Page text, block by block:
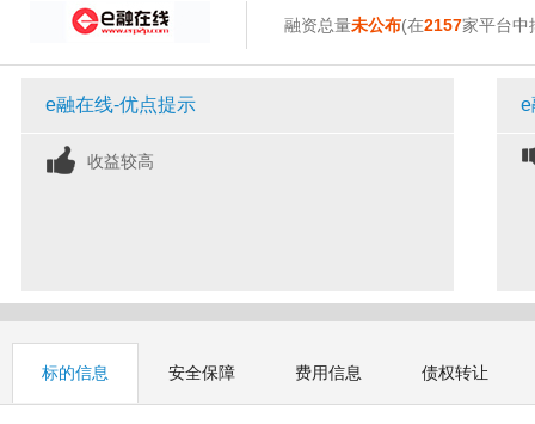
融资总量未公布(在2157家平台中
e融在线-优点提示
收益较高
e
标的信息 安全保障 费用信息 债权转让